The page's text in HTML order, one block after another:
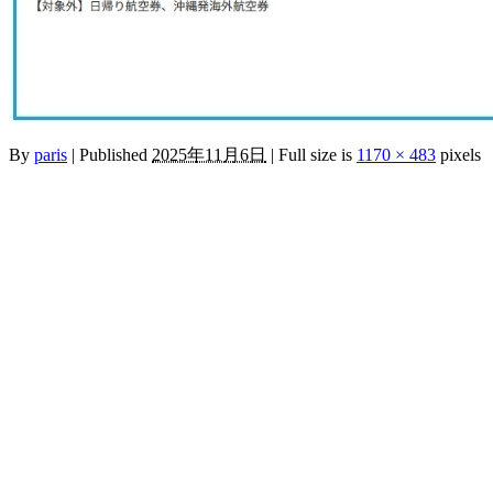
By paris | Published 2025年11月6日 | Full size is 1170 × 483 pixels